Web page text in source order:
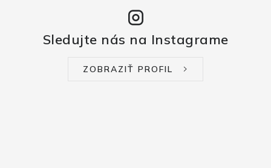
Sledujte nás na Instagrame
ZOBRAZIŤ PROFIL